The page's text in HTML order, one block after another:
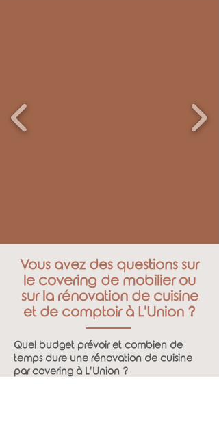
Vous avez des questions sur
le covering de mobilier ou
sur la rénovation de cuisine
et de comptoir à L'Union ?
Quel budget prévoir et combien de
temps dure une rénovation de cuisine
par covering à L’Union ?